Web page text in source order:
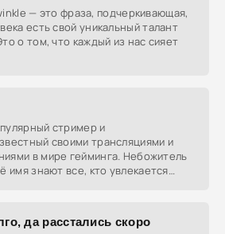
— это фраза, подчеркивающая,
есть свой уникальный талант
о том, что каждый из нас сияет
стример и
своими трансляциями и
в мире гейминга. Небожитель
имя знают все, кто увлекается
да расстались скоро